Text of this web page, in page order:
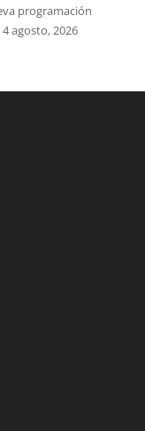
programación
4 agosto, 2026